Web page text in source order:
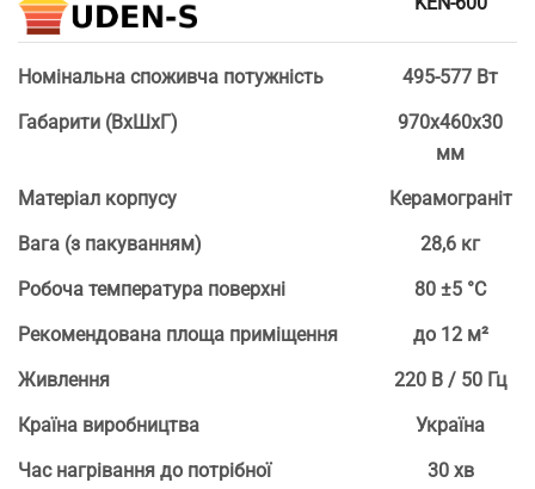
Номінальна споживча потужність
495-577 Вт
Габарити (ВхШхГ)
970х460х30
мм
Матеріал корпусу
Керамограніт
Вага (з пакуванням)
28,6 кг
Робоча температура поверхні
80 ±5 °С
Рекомендована площа приміщення
до 12 м²
Живлення
220 В / 50 Гц
Країна виробництва
Україна
Час нагрівання до потрібної
30 хв